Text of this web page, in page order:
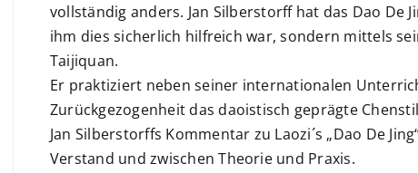
vollständig anders. Jan Silberstorff hat das Dao De
ihm dies sicherlich hilfreich war, sondern mittels
Taijiquan.
Er praktiziert neben seiner internationalen
Zurückgezogenheit das daoistisch geprägte
Jan Silberstorffs Kommentar zu Laozi´s „Dao De
Verstand und zwischen Theorie und Praxis.